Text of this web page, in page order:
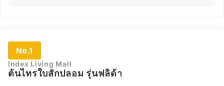
No.1
Index Living Mall
ต้นไทรใบสักปลอม รุ่นฟลิด้า